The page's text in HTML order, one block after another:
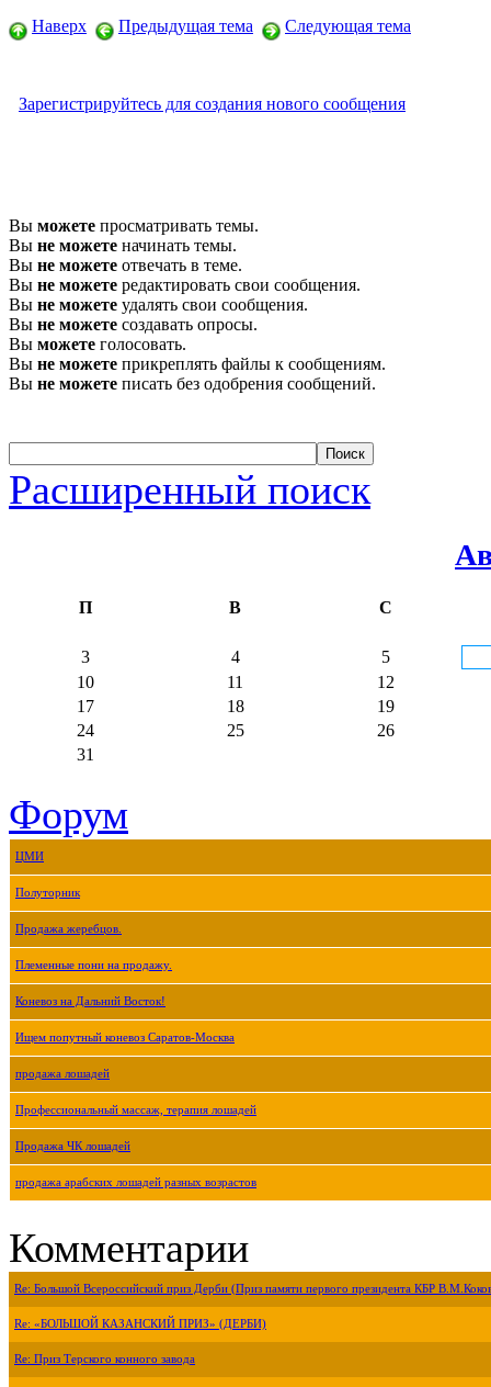
Наверх Предыдущая тема Следующая тема
Зарегистрируйтесь для создания нового сообщения
Вы можете просматривать темы.
Вы не можете начинать темы.
Вы не можете отвечать в теме.
Вы не можете редактировать свои сообщения.
Вы не можете удалять свои сообщения.
Вы не можете создавать опросы.
Вы можете голосовать.
Вы не можете прикреплять файлы к сообщениям.
Вы не можете писать без одобрения сообщений.
Расширенный поиск
П В С
3 4
5
10
11
12
17
18
19
24
25
26
31
Форум
ЦМИ
Полуторник
Продажа жеребцов.
Племенные пони на продажу.
Коневоз на Дальний Восток!
Ищем попутный коневоз Саратов-Москва
продажа лошадей
Профессиональный массаж, терапия лошадей
Продажа ЧК лошадей
продажа арабских лошадей разных возрастов
Комментарии
Re: Большой Всероссийский приз Дерби (Приз памяти первого президента КБР
Re: «БОЛЬШОЙ КАЗАНСКИЙ ПРИЗ» (ДЕРБИ)
Re: Приз Терского конного завода